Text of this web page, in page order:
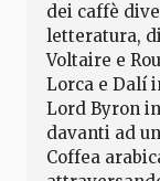
dei caffè
letteratura,
Voltaire e
Lorca e Dalí
Lord Byron
davanti ad
Coffea